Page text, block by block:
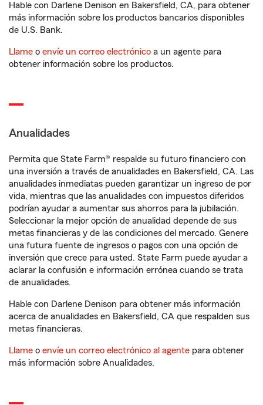
Hable con Darlene Denison en Bakersfield, CA, para obtener
más información sobre los productos bancarios disponibles
de U.S. Bank.
Llame o envíe un correo electrónico a un agente para
obtener información sobre los productos.
Anualidades
Permita que State Farm® respalde su futuro financiero con
una inversión a través de anualidades en Bakersfield, CA. Las
anualidades inmediatas pueden garantizar un ingreso de por
vida, mientras que las anualidades con impuestos diferidos
podrían ayudar a aumentar sus ahorros para la jubilación.
Seleccionar la mejor opción de anualidad depende de sus
metas financieras y de las condiciones del mercado. Genere
una futura fuente de ingresos o pagos con una opción de
inversión que crece para usted. State Farm puede ayudar a
aclarar la confusión e información errónea cuando se trata
de anualidades.
Hable con Darlene Denison para obtener más información
acerca de anualidades en Bakersfield, CA que respalden sus
metas financieras.
Llame o envíe un correo electrónico al agente para obtener
más información sobre Anualidades.